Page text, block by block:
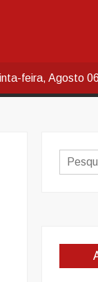
feira, Agosto